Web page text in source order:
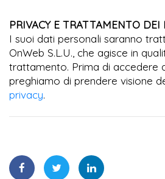
PRIVACY E TRATTAMENTO DEI
I suoi dati personali saranno
OnWeb S.L.U., che agisce in
trattamento. Prima di accedere
preghiamo di prendere visione
privacy.